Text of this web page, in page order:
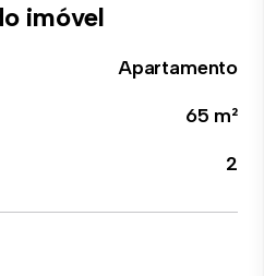
imóvel
Apartamento
65 m²
2